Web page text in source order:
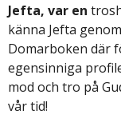
Jefta, var en
känna Jefta
Domarboken där
egensinniga
mod och tro på
vår tid!